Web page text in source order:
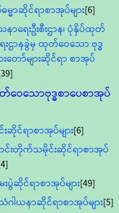
မာဆိုင်ရာစာအုပ်များ[6]
ာရေးဦးစီးဌာန၊ ပုံနှိပ်ထုတ်
းဌာနခွဲမှ ထုတ်ဝေသော ဗုဒ္ဓ
တော်များဆိုင်ရာ စာအုပ်
ဝေသောဗုဒ္ဓစာပေစာအုပ်
ဆိုင်ရာစာအုပ်များ[6]
င်းတိုက်သမိုင်းဆိုင်ရာစာအုပ်
းပွဲဆိုင်ရာစာအုပ်များ[49]
ဂါယနာဆိုင်ရာစာအုပ်များ[5]